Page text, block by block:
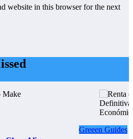
website in this browser for the next